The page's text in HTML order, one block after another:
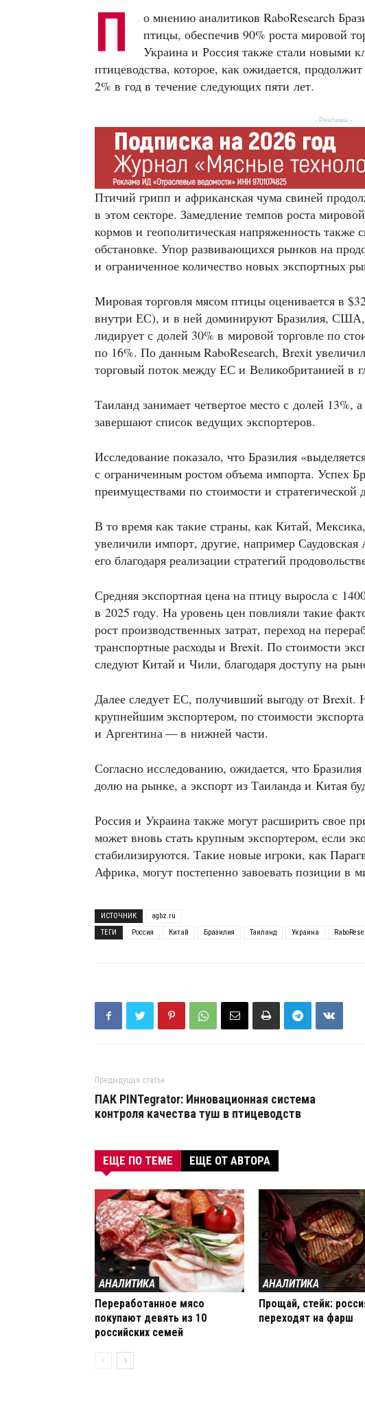
П
о мнению аналитиков RaboResearch
птицы, обеспечив 90% роста мировой
Украина и Россия также стали новыми
птицеводства, которое, как ожидается,
2% в год в течение следующих пяти лет.
- Реклама -
Птичий грипп и африканская чума свиней
в этом секторе. Замедление темпов роста
кормов и геополитическая напряженность также
обстановке. Упор развивающихся рынков на
и ограниченное количество новых экспортных
Мировая торговля мясом птицы оценивается в
внутри ЕС), и в ней доминируют Бразилия,
лидирует с долей 30% в мировой торговле по
по 16%. По данным RaboResearch, Brexit
торговый поток между ЕС и Великобританией в
Таиланд занимает четвертое место с долей
завершают список ведущих экспортеров.
Исследование показало, что Бразилия
с ограниченным ростом объема импорта. Успех
преимуществами по стоимости и
В то время как такие страны, как Китай,
увеличили импорт, другие, например
его благодаря реализации стратегий
Средняя экспортная цена на птицу выросла с
в 2025 году. На уровень цен повлияли такие
рост производственных затрат, переход на
транспортные расходы и Brexit. По стоимости
следуют Китай и Чили, благодаря доступу на
Далее следует ЕС, получивший выгоду от Brexit.
крупнейшим экспортером, по стоимости
и Аргентина — в нижней части.
Согласно исследованию, ожидается, что
долю на рынке, а экспорт из Таиланда и Китая
Россия и Украина также могут расширить свое
может вновь стать крупным экспортером, если
стабилизируются. Такие новые игроки, как
Африка, могут постепенно завоевать позиции в
ИСТОЧНИК
agbz.ru
ТЕГИ
Россия Китай Бразилия Таиланд Украина
Предыдущая статья
ПАК PINTegrator: Инновационная система
контроля качества туш в птицеводств
ЕЩЕ ПО ТЕМЕ ЕЩЕ ОТ АВТОРА
АНАЛИТИКА
Переработанное мясо
покупают девять из 10
российских семей
АНАЛИТИКА
Прощай, стейк:
переходят на фарш